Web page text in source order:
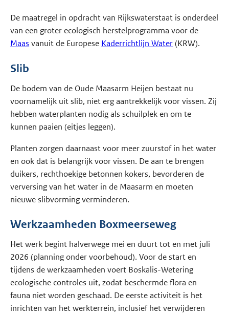
De maatregel in opdracht van Rijkswaterstaat is onderdeel
van een groter ecologisch herstelprogramma voor de
Maasvanuit de Europese Kaderrichtlijn Water(KRW).
Slib
De bodem van de Oude Maasarm Heijen bestaat nu
voornamelijk uit slib, niet erg aantrekkelijk voor vissen. Zij
hebben waterplanten nodig als schuilplek en om te
kunnen paaien (eitjes leggen).
Planten zorgen daarnaast voor meer zuurstof in het water
en ook dat is belangrijk voor vissen. De aan te brengen
duikers, rechthoekige betonnen kokers, bevorderen de
verversing van het water in de Maasarm en moeten
nieuwe slibvorming verminderen.
Werkzaamheden Boxmeerseweg
Het werk begint halverwege mei en duurt tot en met juli
2026 (planning onder voorbehoud). Voor de start en
tijdens de werkzaamheden voert Boskalis-Wetering
ecologische controles uit, zodat beschermde flora en
fauna niet worden geschaad. De eerste activiteit is het
inrichten van het werkterrein, inclusief het verwijderen